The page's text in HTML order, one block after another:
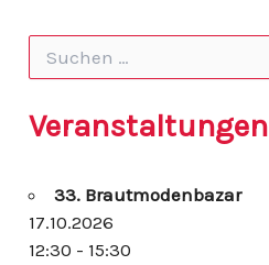
h
e
a
c
h
Veranstaltungen
33. Brautmodenbazar
17.10.2026
12:30 - 15:30